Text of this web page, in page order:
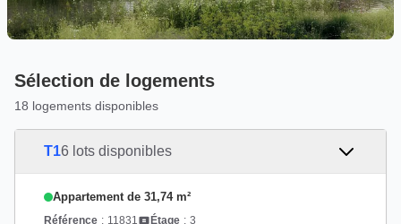
Sélection de logements
18 logements disponibles
T16 lots disponibles
Appartement de 31,74 m²
Référence : 11831 Étage : 3